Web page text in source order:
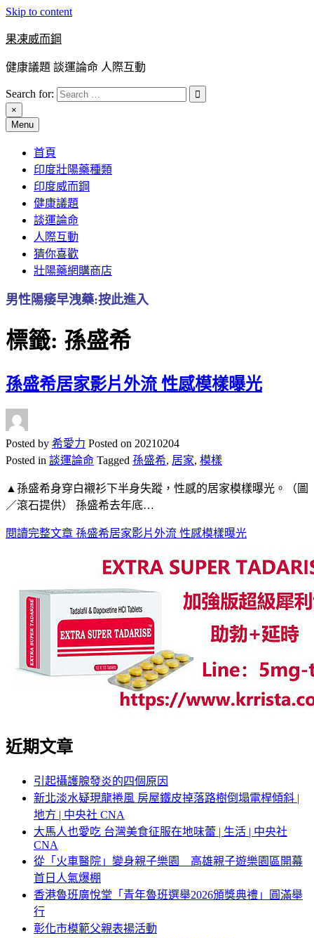
Skip to content
果凍威而鋼
健康議題 談運論命 人際互動
Search for:
×
Menu
首頁
印度壯陽藥種類
印度威而鋼
健康議題
談運論命
人際互動
猜你喜歡
壯陽藥網購商店
男性陽痿早洩藥:按此進入
標籤: 孫盛希
孫盛希居家影片外流 性感模樣曝光
Posted by 希愛力 Posted on 20210204
Posted in 談運論命 Tagged 孫盛希, 居家, 模樣
▲孫盛希身穿白襯衫下半身失蹤，性感的居家模樣曝光。（圖
／滾石提供） 孫盛希去年底…
閱讀完整文章 孫盛希居家影片外流 性感模樣曝光
近期文章
引起攝護腺發炎的四個原因
新北淡水疑現龍捲風 房屋鐵皮掉落路樹倒塌電桿傾斜 |
地方 | 中央社 CNA
大馬人也愛吃 台灣美食征服在地味蕾 | 生活 | 中央社
CNA
從「火車醫院」變身親子樂園 高雄親子遊樂園區開幕
首日人氣爆棚
香港魯班廣悅堂「青年魯班選舉2026頒獎典禮」圓滿舉
行
彰化市模範父親表揚活動